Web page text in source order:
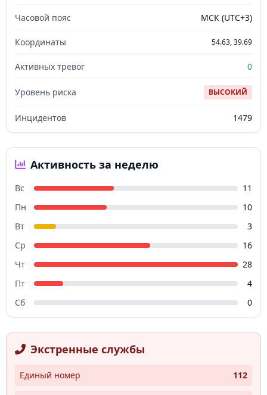
Часовой пояс МСК (UTC+3)
Координаты 54.63, 39.69
Активных тревог 0
Уровень риска ВЫСОКИЙ
Инцидентов 1479
Активность за неделю
Вс
11
Пн
10
Вт
3
Ср
16
Чт
28
Пт
4
Сб
0
Экстренные службы
Единый номер 112